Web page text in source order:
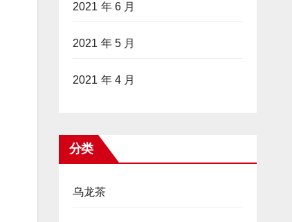
2021 年 6 月
2021 年 5 月
2021 年 4 月
分类
乌龙茶